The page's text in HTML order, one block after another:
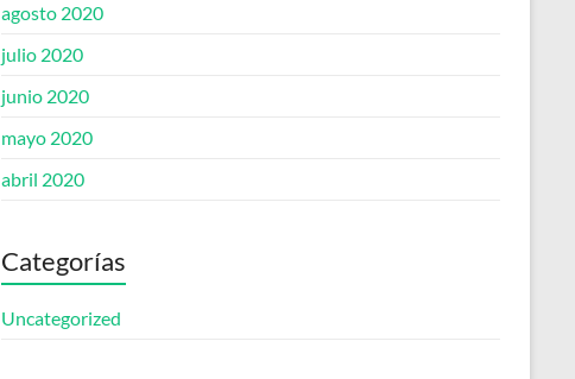
agosto 2020
julio 2020
junio 2020
mayo 2020
abril 2020
Categorías
Uncategorized